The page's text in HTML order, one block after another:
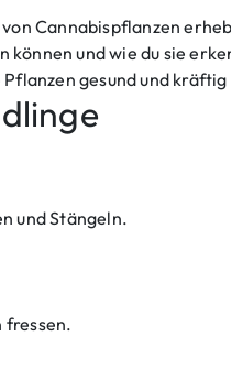
Cannabispflanzen
und wie du sie
gesund und
und Stängeln.
fressen.